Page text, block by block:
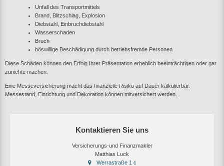
Kontaktieren Sie uns
Versicherungs-und Finanzmakler
Matthias Luck
Werrastraße 1 c
Unfall des Transportmittels
Brand, Blitzschlag, Explosion
Diebstahl, Einbruchdiebstahl
Wasserschaden
Bruch
böswillige Beschädigung durch betriebsfremde Personen
Diese Schäden können den Erfolg Ihrer Präsentation erheblich beeinträchtigen oder gar
zunichte machen.
Eine Messeversicherung macht das finanzielle Risiko auf Dauer kalkulierbar.
Messestand, Einrichtung und Dekoration können mitversichert werden.